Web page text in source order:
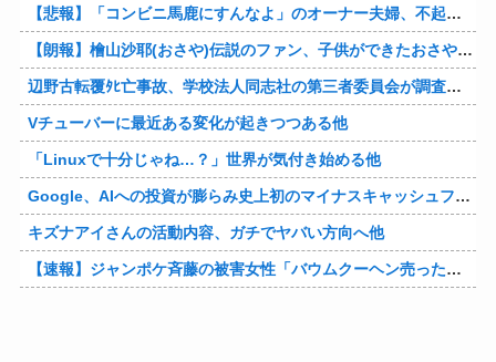
【悲報】「コンビニ馬鹿にすんなよ」のオーナー夫婦、不起訴ｗｗｗｗｗｗｗｗ
【朗報】檜山沙耶(おさや)伝説のファン、子供ができたおさやへの正直な気持ちを語るｗ
辺野古転覆ﾀﾋ亡事故、学校法人同志社の第三者委員会が調査報告書を公表 … 安全配慮義務違反や安全管理に関する検証を妨げた組織風土の存在を指摘
Vチューバーに最近ある変化が起きつつある他
「Linuxで十分じゃね…？」世界が気付き始める他
Google、AIへの投資が膨らみ史上初のマイナスキャッシュフローに陥る他
キズナアイさんの活動内容、ガチでヤバい方向へ他
【速報】ジャンポケ斉藤の被害女性「バウムクーヘン売ったりTikTokライブしててムカついたから示談しなかった」他